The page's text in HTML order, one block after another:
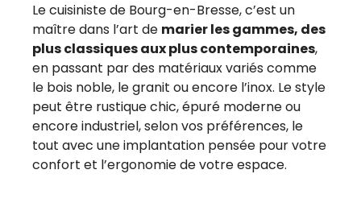
Le cuisiniste de Bourg-en-Bresse, c’est un
maître dans l’art de marier les gammes, des
plus classiques aux plus contemporaines,
en passant par des matériaux variés comme
le bois noble, le granit ou encore l’inox. Le style
peut être rustique chic, épuré moderne ou
encore industriel, selon vos préférences, le
tout avec une implantation pensée pour votre
confort et l’ergonomie de votre espace.